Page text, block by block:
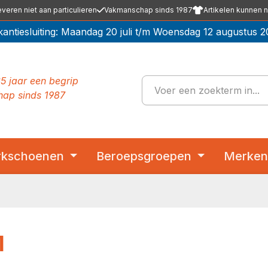
niet aan particulieren Vakmanschap sinds 1987 Artikelen kunnen
Maandag 20 juli t/m Woensdag 12 augustus
jaar een begrip
sinds 1987
Beroepsgroepen Merken